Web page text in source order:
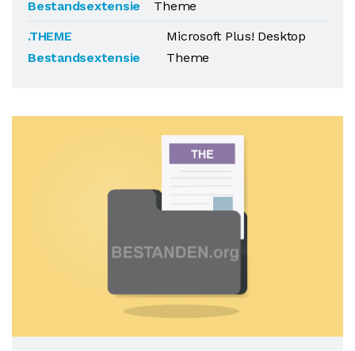
Bestandsextensie
Theme
.THEME
Bestandsextensie
Microsoft Plus! Desktop
Theme